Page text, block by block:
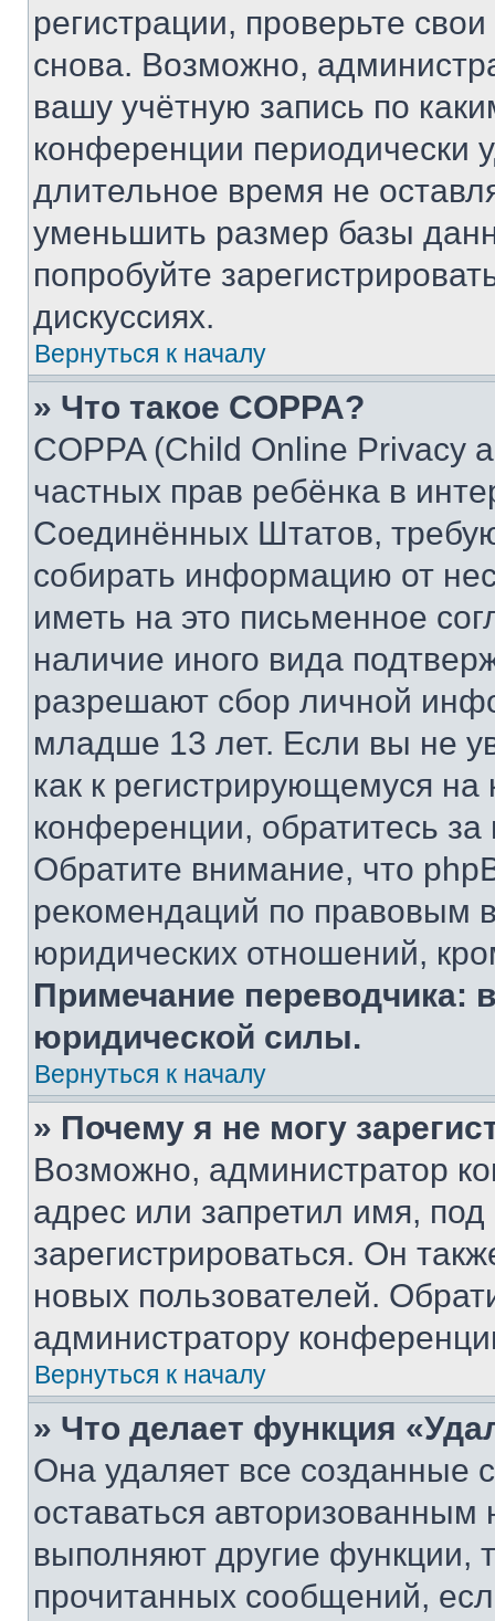
регистрации, проверьте
снова. Возможно,
вашу учётную запись по
конференции периодически
длительное время не
уменьшить размер базы
попробуйте
дискуссиях.
Вернуться к началу
» Что такое COPPA?
COPPA (Child Online Privacy
частных прав ребёнка в
Соединённых Штатов,
собирать информацию от
иметь на это письменное
наличие иного вида
разрешают сбор личной
младше 13 лет. Если вы не
как к регистрирующемуся
конференции, обратитесь
Обратите внимание, что
рекомендаций по правовым
юридических отношений,
Примечание переводчика:
юридической силы.
Вернуться к началу
» Почему я не могу
Возможно, администратор
адрес или запретил имя,
зарегистрироваться. Он
новых пользователей.
администратору
Вернуться к началу
» Что делает функция
Она удаляет все созданные
оставаться
выполняют другие функции,
прочитанных сообщений,